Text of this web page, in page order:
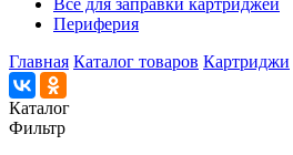
Все для заправки картриджей
Периферия
Главная Каталог товаров Картриджи
Каталог
Фильтр